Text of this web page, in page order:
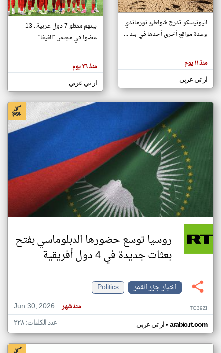
تغيير الدولة
اخبار جزر القمر على مدار الساعة
أهم اخبار جزر القمر العاجلة والمباشرة
هنا عن
وجهة
كاتبيها.
اليونيسكو تدرج شواطئ نورماندي
وعدة مواقع أخرى أحدها في بلد ...
منذ ١١ يوم
ار تي عربي
بينهم ممثلو 7 دول عربية.. 13
عضوا في مجلس "الفيفا" ...
منذ ٢٦ يوم
ار تي عربي
روسيا توسع حضورها الدبلوماسي بفتح
بعثات جديدة في 4 دول أفريقية
اخبار جزر القمر
Politics
Jun 30, 2026
منذ شهر TG39ZI
ار تي عربي• arabic.rt.com عدد الكلمات: ٢٢٨
klyoum.com